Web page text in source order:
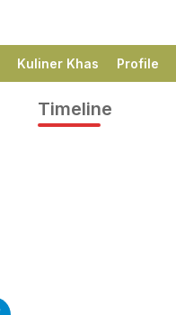
Kuliner Khas Profile
Timeline